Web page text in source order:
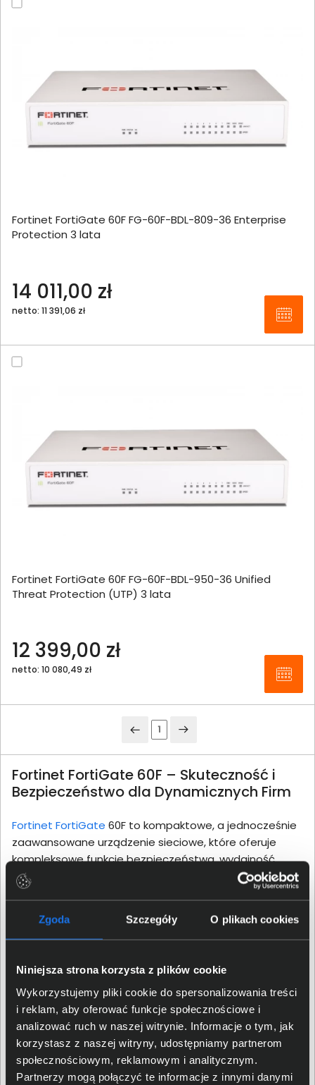
Zgoda Szczegóły O plikach cookies
Niniejsza strona korzysta z plików cookie
Wykorzystujemy pliki cookie do spersonalizowania treści
i reklam, aby oferować funkcje społecznościowe i
analizować ruch w naszej witrynie. Informacje o tym, jak
korzystasz z naszej witryny, udostępniamy partnerom
społecznościowym, reklamowym i analitycznym.
Partnerzy mogą połączyć te informacje z innymi danymi
Fortinet FortiGate 60F FG-60F-BDL-809-36 Enterprise
Protection 3 lata
14 011,00 zł
netto: 11 391,06 zł
Fortinet FortiGate 60F FG-60F-BDL-950-36 Unified
Threat Protection (UTP) 3 lata
12 399,00 zł
netto: 10 080,49 zł
1
Fortinet FortiGate 60F – Skuteczność i
Bezpieczeństwo dla Dynamicznych Firm
Fortinet FortiGate 60F to kompaktowe, a jednocześnie
zaawansowane urządzenie sieciowe, które oferuje
kompleksowe funkcje bezpieczeństwa, wydajność
zarządzania ruchem oraz elastyczność w
dostosowywaniu do potrzeb biznesowych.
przedsiębiorstwach, FortiGate 60F integruje różnorodne
technologie ochrony w jednym urządzeniu,
IT. Dzięki technologii Fortinet Security Fabric urządzenie
to stanowi solidne wsparcie dla firm, które potrzebują
niezawodności i skalowalnych rozwiązań.
Zaawansowane funkcje bezpieczeństwa w Fortinet
FortiGate 60F
FortiGate 60F oferuje pełne spektrum funkcji ochrony,